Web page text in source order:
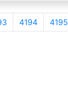
4194 4195